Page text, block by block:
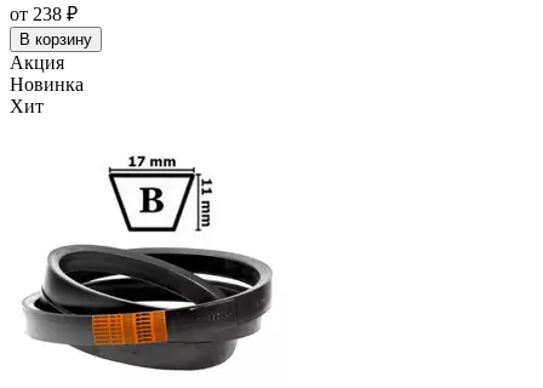
от 238 ₽
В корзину
Акция
Новинка
Хит